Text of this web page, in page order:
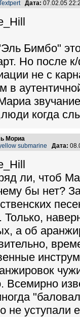
Дата: 07.02.05
Бимбо"
Но после
не с
в
когда
Мориа
submarine Дата:
ли, чтоб
бы нет?
Только,
а об
Всемирно
не уступали